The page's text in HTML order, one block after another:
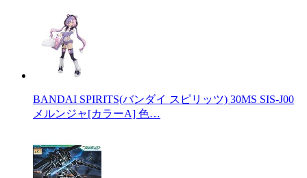
BANDAI SPIRITS(バンダイ スピリッツ) 30MS SIS-J00
メルンジャ[カラーA] 色…